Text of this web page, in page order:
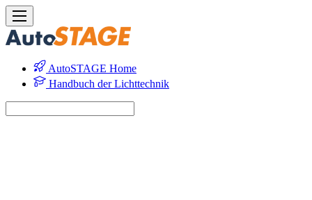
AutoSTAGE Home
Handbuch der Lichttechnik